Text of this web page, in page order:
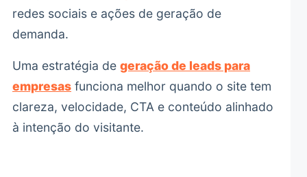
redes sociais e ações de geração de
demanda.
Uma estratégia de geração de leads para
empresas funciona melhor quando o site tem
clareza, velocidade, CTA e conteúdo alinhado
à intenção do visitante.